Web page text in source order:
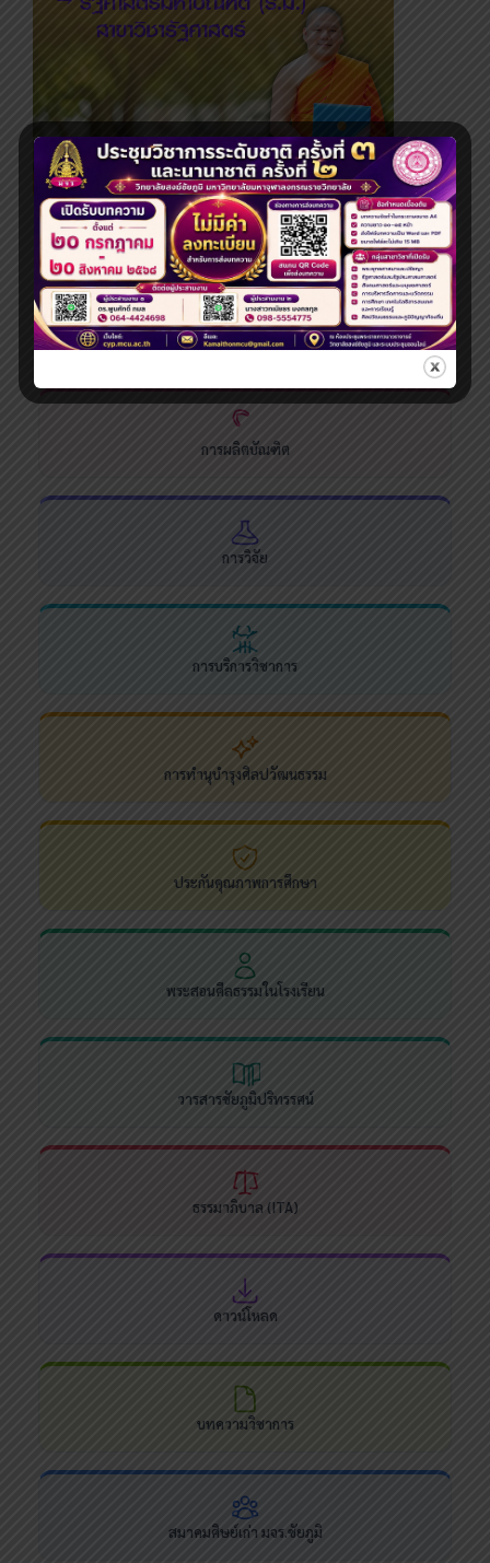
ระดับปริญญาโท
ระบบสารสนเทศและบริการออนไลน์
การผลิตบัณฑิต
การวิจัย
การบริการวิชาการ
การทำนุบำรุงศิลปวัฒนธรรม
ประกันคุณภาพการศึกษา
พระสอนศีลธรรมในโรงเรียน
วารสารชัยภูมิปริทรรศน์
ธรรมาภิบาล (ITA)
ดาวน์โหลด
บทความวิชาการ
สมาคมศิษย์เก่า มจร.ชัยภูมิ